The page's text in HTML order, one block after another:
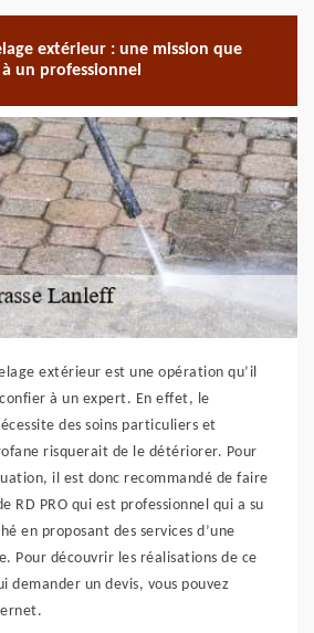
extérieur : une mission que
un professionnel
extérieur est une opération qu’il
à un expert. En effet, le
des soins particuliers et
risquerait de le détériorer. Pour
il est donc recommandé de faire
RD PRO qui est professionnel qui a su
en proposant des services d’une
Pour découvrir les réalisations de ce
demander un devis, vous pouvez